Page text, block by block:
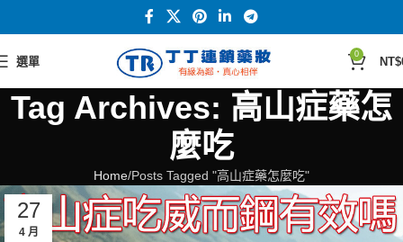
選單
0
NT$
Tag Archives: 高山症藥怎
麼吃
Home Posts Tagged "高山症藥怎麼吃"
27
4 月